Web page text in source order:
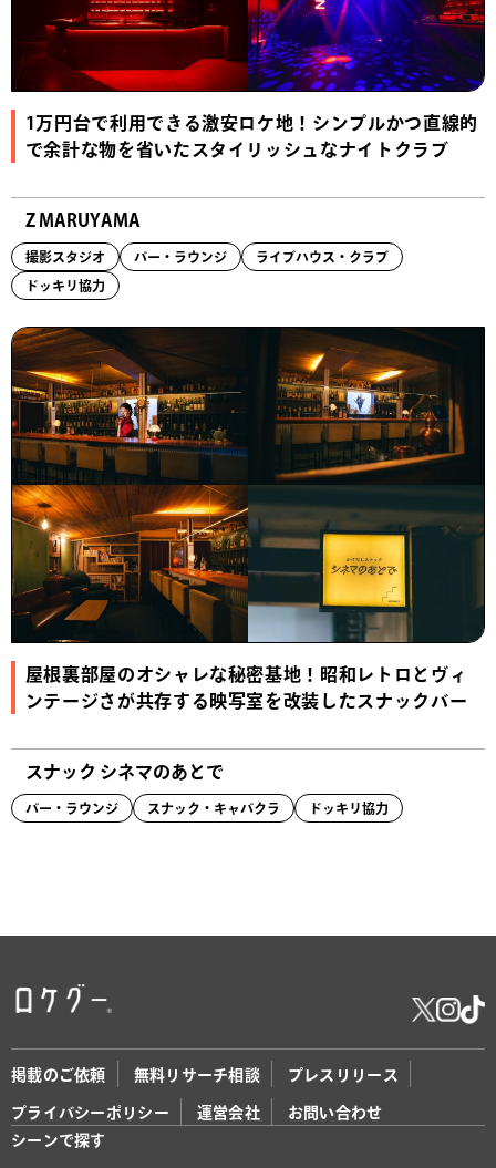
1万円台で利用できる激安ロケ地！シンプルかつ直線的
で余計な物を省いたスタイリッシュなナイトクラブ
Z MARUYAMA
撮影スタジオ バー・ラウンジ ライブハウス・クラブ
ドッキリ協力
屋根裏部屋のオシャレな秘密基地！昭和レトロとヴィ
ンテージさが共存する映写室を改装したスナックバー
スナック シネマのあとで
バー・ラウンジ スナック・キャバクラ ドッキリ協力
掲載のご依頼 無料リサーチ相談 プレスリリース
プライバシーポリシー 運営会社
お問い合わせ
シーンで探す